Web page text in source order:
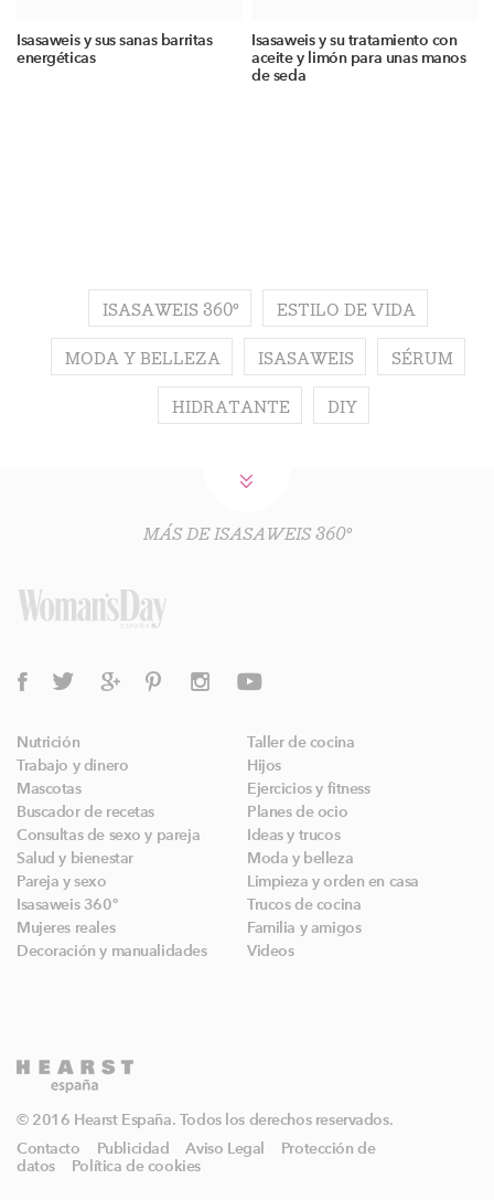
Isasaweis y sus sanas barritas
energéticas
Isasaweis y su tratamiento con
aceite y limón para unas manos
de seda
ISASAWEIS 360º ESTILO DE VIDA
MODA Y BELLEZA ISASAWEIS SÉRUM
HIDRATANTE DIY
MÁS DE ISASAWEIS 360º
Nutrición
Taller de cocina
Trabajo y dinero
Hijos
Mascotas
Ejercicios y fitness
Buscador de recetas
Planes de ocio
Consultas de sexo y pareja
Ideas y trucos
Salud y bienestar
Moda y belleza
Pareja y sexo
Limpieza y orden en casa
Isasaweis 360º
Trucos de cocina
Mujeres reales
Familia y amigos
Decoración y manualidades
Videos
© 2016 Hearst España. Todos los derechos reservados.
Contacto
Publicidad Aviso Legal
Protección de
datos
Política de cookies